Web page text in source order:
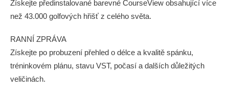
Získejte předinstalované barevné CourseView obsahující více
než 43.000 golfových hřišť z celého světa.
RANNÍ ZPRÁVA
Získejte po probuzení přehled o délce a kvalitě spánku,
tréninkovém plánu, stavu VST, počasí a dalších důležitých
veličinách.